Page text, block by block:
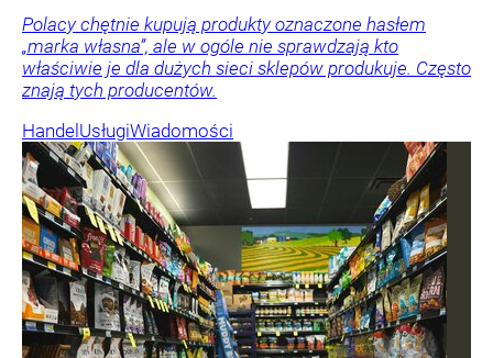
Polacy chętnie kupują produkty oznaczone hasłem
„marka własna”, ale w ogóle nie sprawdzają kto
właściwie je dla dużych sieci sklepów produkuje. Często
znają tych producentów.
Handel UsługiWiadomości